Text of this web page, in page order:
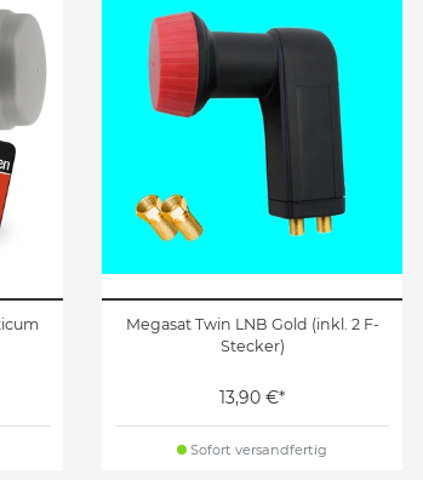
Megasat Twin LNB Gold (inkl. 2 F-
Stecker)
13,90 €*
Sofort versandfertig